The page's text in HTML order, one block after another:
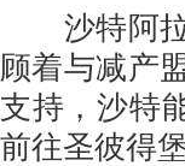
沙特阿拉
顾着与减产
支持，沙特
前往圣彼得